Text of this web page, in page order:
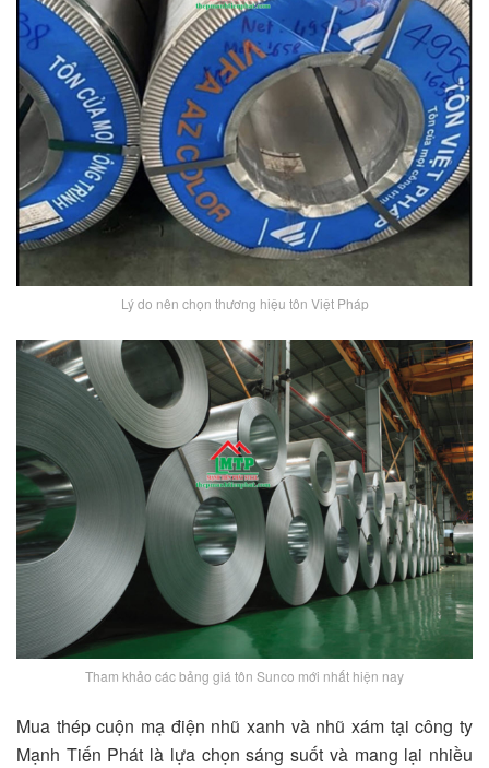
Lý do nên chọn thương hiệu tôn Việt Pháp
Tham khảo các bảng giá tôn Sunco mới nhất hiện nay
Mua thép cuộn mạ điện nhũ xanh và nhũ xám tại công ty
Mạnh Tiến Phát là lựa chọn sáng suốt và mang lại nhiều